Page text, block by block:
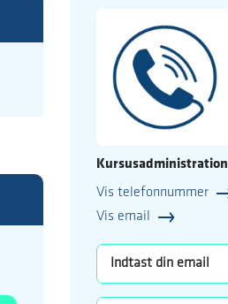
Kursusadministration
Vis telefonnummer
Vis email